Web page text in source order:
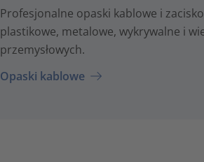
Profesjonalne opaski kablowe i
plastikowe, metalowe, wykrywalne i
przemysłowych.
Opaski kablowe